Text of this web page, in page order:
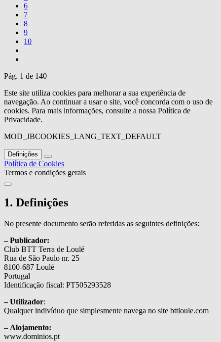
6
7
8
9
10
Pág. 1 de 140
Este site utiliza cookies para melhorar a sua experiência de
navegação. Ao continuar a usar o site, você concorda com o uso de
cookies. Para mais informações, consulte a nossa Política de
Privacidade.
MOD_JBCOOKIES_LANG_TEXT_DEFAULT
Definições
Política de Cookies
Termos e condições gerais
1. Definições
No presente documento serão referidas as seguintes definições:
– Publicador:
Club BTT Terra de Loulé
Rua de São Paulo nr. 25
8100-687 Loulé
Portugal
Identificação fiscal: PT505293528
– Utilizador:
Qualquer indivíduo que simplesmente navega no site bttloule.com
– Alojamento:
www.dominios.pt